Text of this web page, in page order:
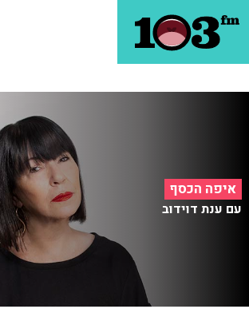
איפה הכסף
עם ענת דוידוב